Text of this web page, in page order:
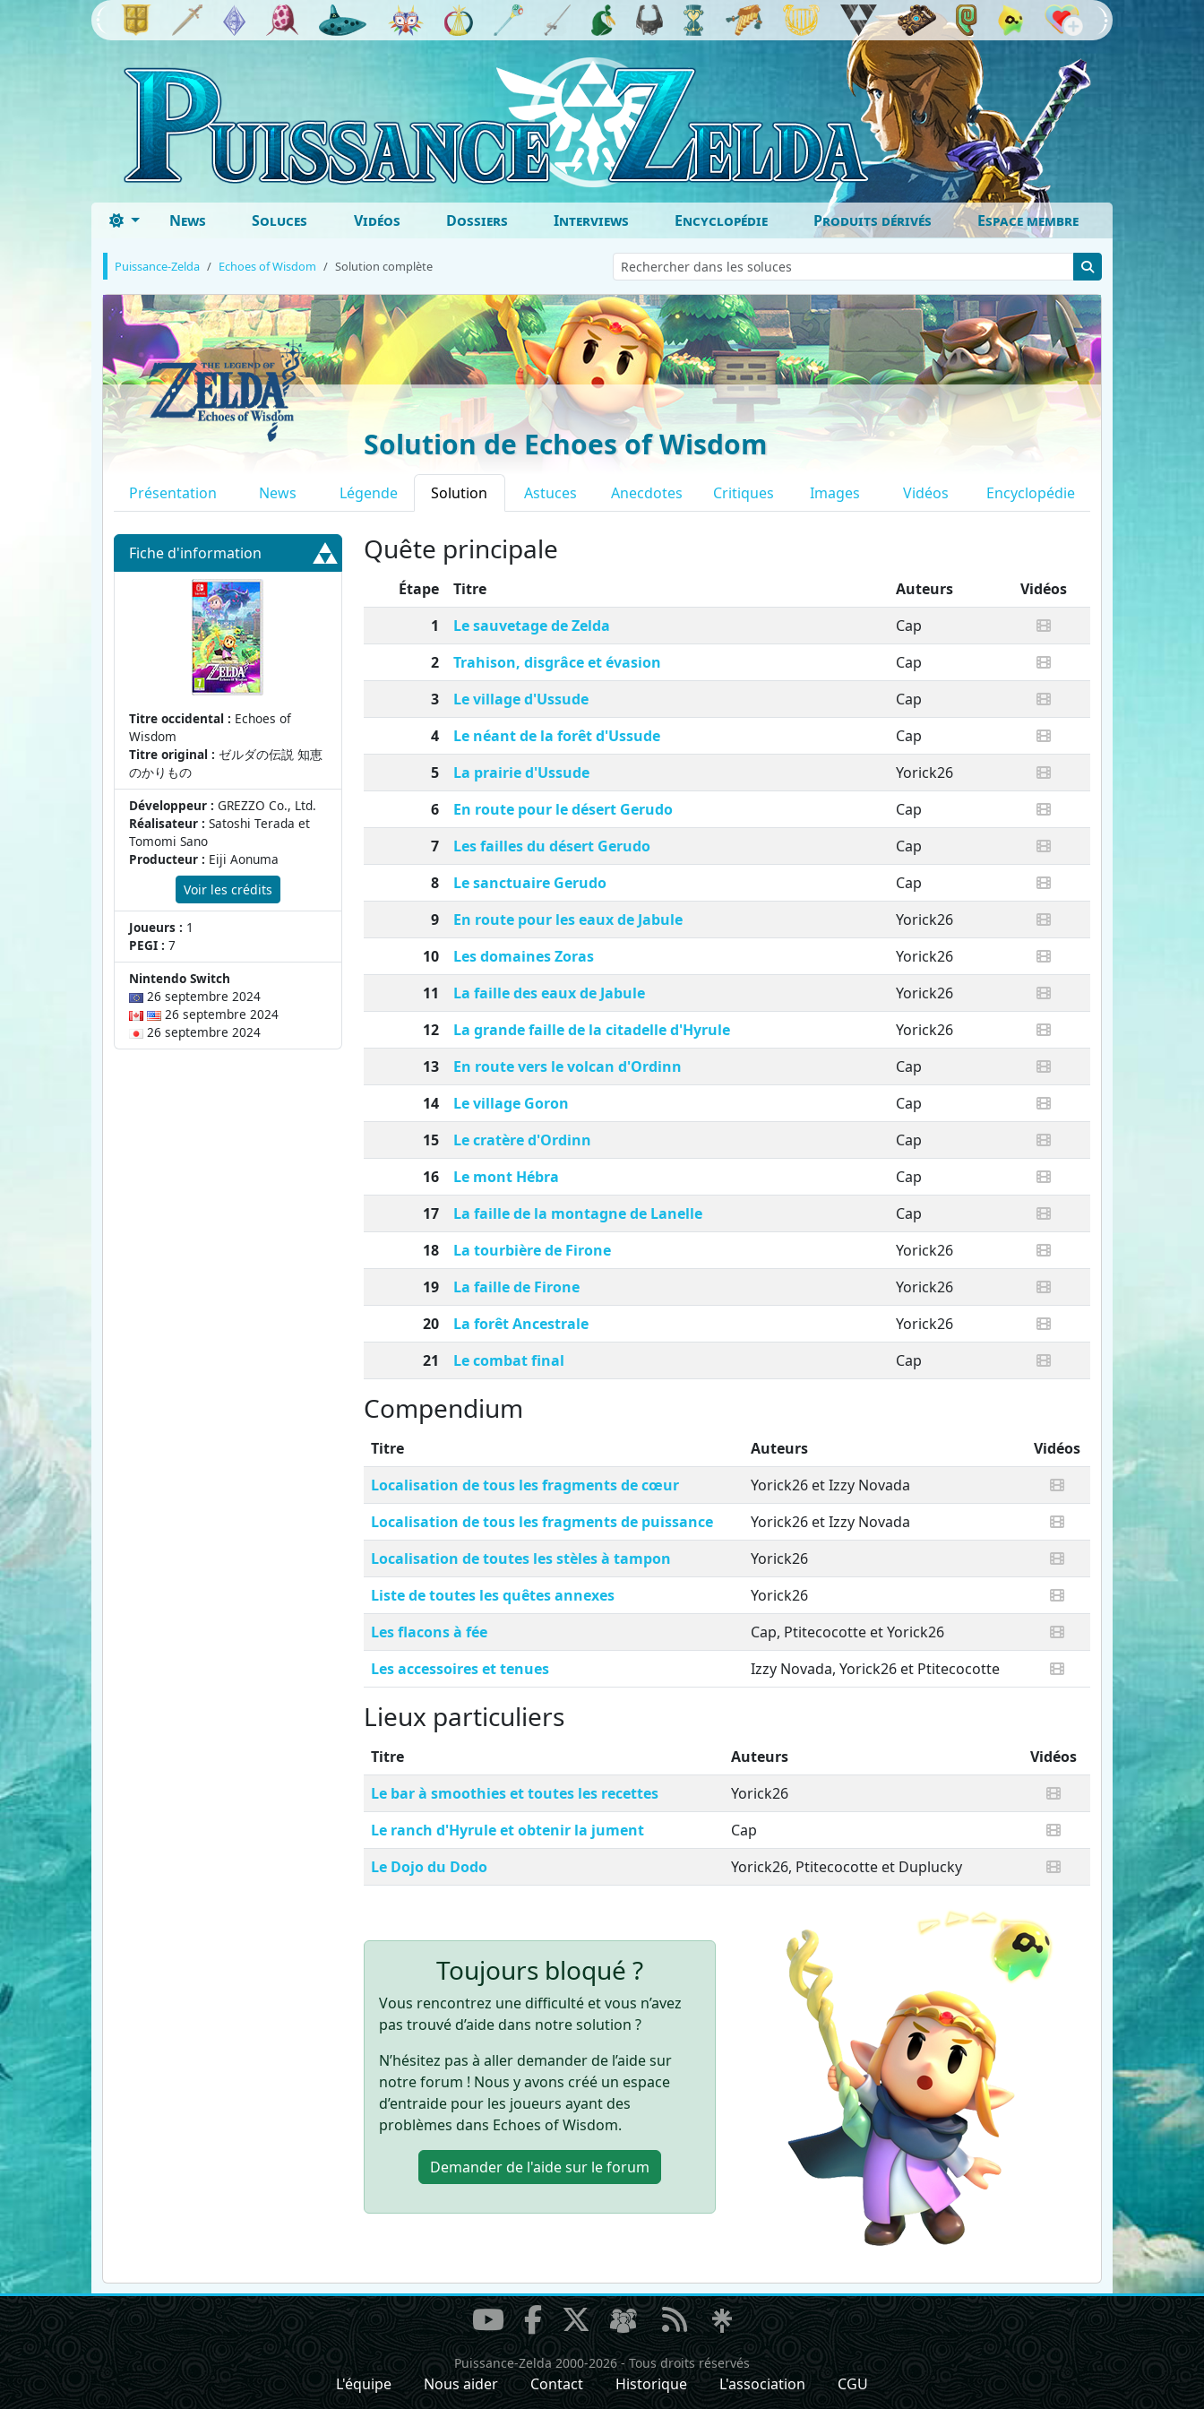
News Soluces Vidéos Dossiers Interviews Encyclopédie Produits dérivés Espace membre
Puissance-Zelda Echoes of Wisdom Solution complète
Solution de Echoes of Wisdom
Présentation News Légende Solution Astuces Anecdotes Critiques Images Vidéos Encyclopédie
Fiche d'information
Titre occidental : Echoes of
Wisdom
Titre original : ゼルダの伝説 知恵
のかりもの
Développeur : GREZZO Co., Ltd.
Réalisateur : Satoshi Terada et
Tomomi Sano
Producteur : Eiji Aonuma
Voir les crédits
Joueurs : 1
PEGI : 7
Nintendo Switch
26 septembre 2024
26 septembre 2024
26 septembre 2024
Quête principale
Étape Titre Auteurs
Vidéos
1
Le sauvetage de Zelda
Cap
2
Trahison, disgrâce et évasion
Cap
3
Le village d'Ussude
Cap
4
Le néant de la forêt d'Ussude
Cap
5
La prairie d'Ussude
Yorick26
6
En route pour le désert Gerudo
Cap
7
Les failles du désert Gerudo
Cap
8
Le sanctuaire Gerudo
Cap
9
En route pour les eaux de Jabule
Yorick26
10
Les domaines Zoras
Yorick26
11
La faille des eaux de Jabule
Yorick26
12
La grande faille de la citadelle d'Hyrule
Yorick26
13
En route vers le volcan d'Ordinn
Cap
14
Le village Goron
Cap
15
Le cratère d'Ordinn
Cap
16
Le mont Hébra
Cap
17
La faille de la montagne de Lanelle
Cap
18
La tourbière de Firone
Yorick26
19
La faille de Firone
Yorick26
20
La forêt Ancestrale
Yorick26
21
Le combat final Cap
Compendium
Titre Auteurs
Vidéos
Localisation de tous les fragments de cœur
Yorick26 et Izzy Novada
Localisation de tous les fragments de puissance
Yorick26 et Izzy Novada
Localisation de toutes les stèles à tampon
Yorick26
Liste de toutes les quêtes annexes
Yorick26
Les flacons à fée
Cap, Ptitecocotte et Yorick26
Les accessoires et tenues
Izzy Novada, Yorick26 et Ptitecocotte
Lieux particuliers
Titre Auteurs
Vidéos
Le bar à smoothies et toutes les recettes
Yorick26
Le ranch d'Hyrule et obtenir la jument
Cap
Le Dojo du Dodo
Yorick26, Ptitecocotte et Duplucky
Toujours bloqué ?
Vous rencontrez une difficulté et vous n’avez
pas trouvé d’aide dans notre solution ?
N’hésitez pas à aller demander de l’aide sur
notre forum ! Nous y avons créé un espace
d’entraide pour les joueurs ayant des
problèmes dans Echoes of Wisdom.
Demander de l'aidesur le forum
Puissance-Zelda 2000-2026- Tous droits réservés
L'équipe Nous aider Contact Historique L'association CGU